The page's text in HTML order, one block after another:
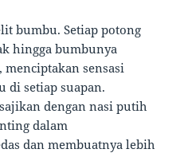
bumbu. Setiap potong
hingga bumbunya
menciptakan sensasi
di setiap suapan.
dengan nasi putih
dalam
dan membuatnya lebih